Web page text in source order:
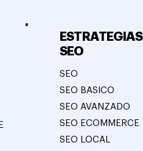
ESTRATEGIAS
SEO
SEO
SEO BASICO
SEO AVANZADO
SEO ECOMMERCE
SEO LOCAL